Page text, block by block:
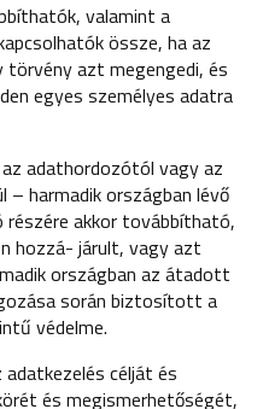
valamint a
össze, ha az
azt megengedi, és
egyes személyes adatra
adathordozótól vagy az
harmadik országban lévő
akkor továbbítható,
hozzá- járult, vagy azt
országban az átadott
során biztosított a
védelme.
célját és
és megismerhetőségét,